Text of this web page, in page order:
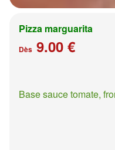
Pizza marguarita
Dès 9.00 €
Base sauce tomate,